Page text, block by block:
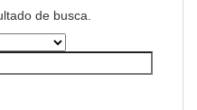
de busca.